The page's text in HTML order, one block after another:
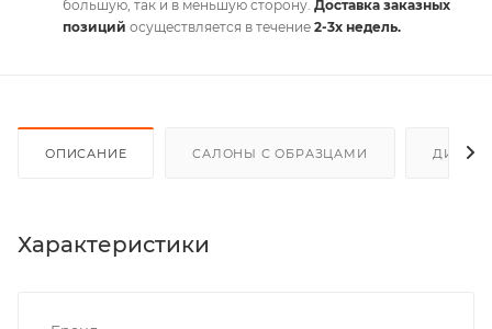
большую, так и в меньшую сторону. Доставка заказных
позиций осуществляется в течение 2-3х недель.
ОПИСАНИЕ САЛОНЫ С ОБРАЗЦАМИ
Характеристики